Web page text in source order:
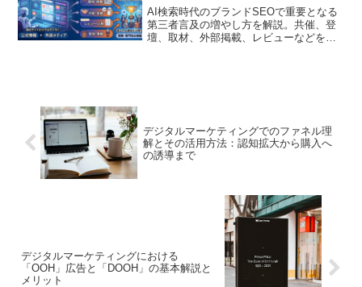
AI検索時代のブランドSEOで重要となる
第三者言及の増やし方を解説。共催、登
壇、取材、外部掲載、レビューなどを自
デジタルマーケティングでのファネル理
解とその活用方法：認知拡大から購入へ
の誘導まで
デジタルマーケティングにおける
「OOH」広告と「DOOH」の基本解説と
メリット